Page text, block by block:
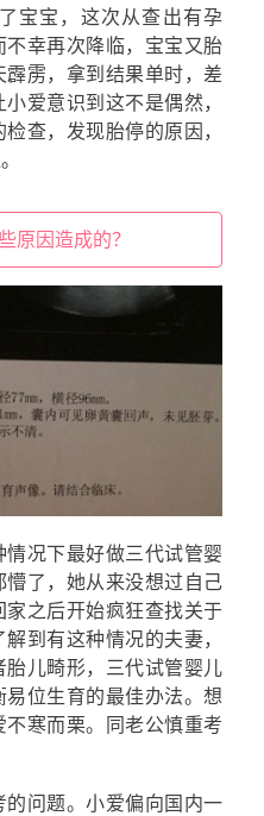
宝宝，这次从查出有孕
幸再次降临，宝宝又胎
雳，拿到结果单时，差
爱意识到这不是偶然，
查，发现胎停的原因，
原因造成的？
况下最好做三代试管婴
懵了，她从来没想过自己
之后开始疯狂查找关于
到有这种情况的夫妻，
儿畸形，三代试管婴儿
位生育的最佳办法。想
寒而栗。同老公慎重考
问题。小爱偏向国内一